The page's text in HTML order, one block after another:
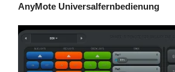
AnyMote Universalfernbedienung